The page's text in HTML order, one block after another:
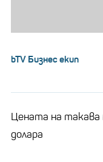
bTV Бизнес екип
Цената на такава
долара